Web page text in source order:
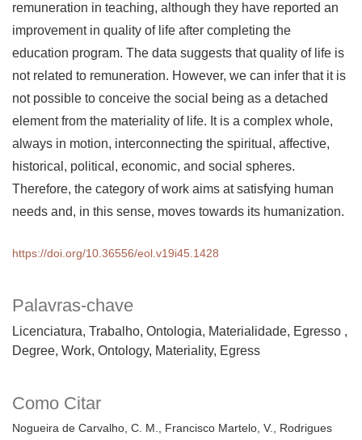
Palavras-chave
Licenciatura, Trabalho, Ontologia, Materialidade, Egresso
Degree, Work, Ontology, Materiality, Egress
Como Citar
Nogueira de Carvalho, C. M., Francisco Martelo, V., Rodrigues
remuneration in teaching, although they have reported an
improvement in quality of life after completing the
education program. The data suggests that quality of life is
not related to remuneration. However, we can infer that it is
not possible to conceive the social being as a detached
element from the materiality of life. It is a complex whole,
always in motion, interconnecting the spiritual, affective,
historical, political, economic, and social spheres.
Therefore, the category of work aims at satisfying human
needs and, in this sense, moves towards its humanization.
https://doi.org/10.36556/eol.v19i45.1428